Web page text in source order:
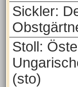
Sickler:
Stoll:
(sto)